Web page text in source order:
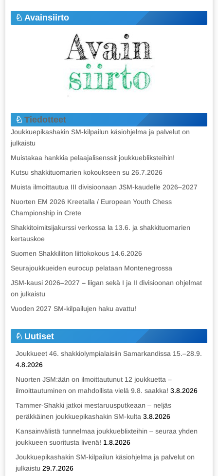
Avainsiirto
Tiedotteet
Joukkuepikashakin SM-kilpailun käsiohjelma ja palvelut on
julkaistu
Muistakaa hankkia pelaajalisenssit joukkuebliksteihin!
Kutsu shakkituomarien kokoukseen su 26.7.2026
Muista ilmoittautua III divisioonaan JSM-kaudelle 2026–2027
Nuorten EM 2026 Kreetalla / European Youth Chess
Championship in Crete
Shakkitoimitsijakurssi verkossa la 13.6. ja shakkituomarien
kertauskoe
Suomen Shakkiliiton liittokokous 14.6.2026
Seurajoukkueiden eurocup pelataan Montenegrossa
JSM-kausi 2026–2027 – liigan sekä I ja II divisioonan ohjelmat
on julkaistu
Vuoden 2027 SM-kilpailujen haku avattu!
Uutiset
Joukkueet 46. shakkiolympialaisiin Samarkandissa 15.–28.9.
4.8.2026
Nuorten JSM:ään on ilmoittautunut 12 joukkuetta –
ilmoittautuminen on mahdollista vielä 9.8. saakka! 3.8.2026
Tammer-Shakki jatkoi mestaruusputkeaan – neljäs
peräkkäinen joukkuepikashakin SM-kulta 3.8.2026
Kansainvälistä tunnelmaa joukkueblixteihin – seuraa yhden
joukkueen suoritusta livenä! 1.8.2026
Joukkuepikashakin SM-kilpailun käsiohjelma ja palvelut on
julkaistu 29.7.2026